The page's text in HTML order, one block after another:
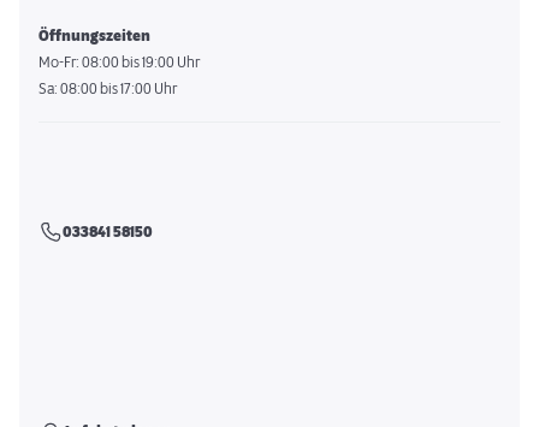
Öffnungszeiten
Mo-Fr: 08:00 bis 19:00 Uhr
Sa: 08:00 bis 17:00 Uhr
033841 58150